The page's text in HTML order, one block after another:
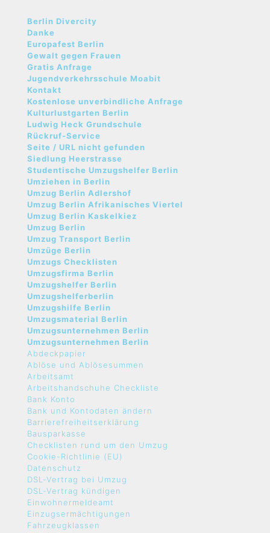
Berlin Divercity
Danke
Europafest Berlin
Gewalt gegen Frauen
Gratis Anfrage
Jugendverkehrsschule Moabit
Kontakt
Kostenlose unverbindliche Anfrage
Kulturlustgarten Berlin
Ludwig Heck Grundschule
Rückruf-Service
Seite / URL nicht gefunden
Siedlung Heerstrasse
Studentische Umzugshelfer Berlin
Umziehen in Berlin
Umzug Berlin Adlershof
Umzug Berlin Afrikanisches Viertel
Umzug Berlin Kaskelkiez
Umzug Berlin
Umzug Transport Berlin
Umzüge Berlin
Umzugs Checklisten
Umzugsfirma Berlin
Umzugshelfer Berlin
Umzugshelferberlin
Umzugshilfe Berlin
Umzugsmaterial Berlin
Umzugsunternehmen Berlin
Umzugsunternehmen Berlin
Abdeckpapier
Ablöse und Ablösesummen
Arbeitsamt
Arbeitshandschuhe Checkliste
Bank Konto
Bank und Kontodaten ändern
Barrierefreiheitserklärung
Bausparkasse
Checklisten rund um den Umzug
Cookie-Richtlinie (EU)
Datenschutz
DSL-Vertrag bei Umzug
DSL-Vertrag kündigen
Einwohnermeldeamt
Einzugsermächtigungen
Fahrzeugklassen